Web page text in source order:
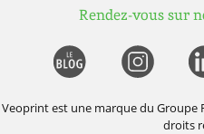
Rendez-vous sur
Veoprint est une marque du Groupe
droits